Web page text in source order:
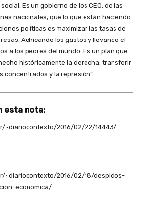
Es un gobierno de los CEO, de las
nacionales, que lo que están haciendo
políticas es maximizar las tasas de
Achicando los gastos y llevando el
a los peores del mundo. Es un plan que
históricamente la derecha: transferir
concentrados y la represión”.
esta nota:
~diariocontexto/2016/02/22/14443/
~diariocontexto/2016/02/18/despidos-
economica/